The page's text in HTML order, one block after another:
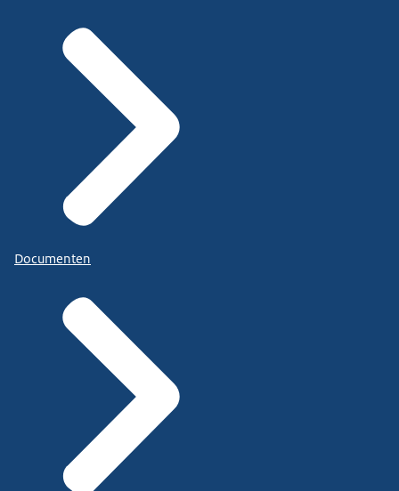
Documenten